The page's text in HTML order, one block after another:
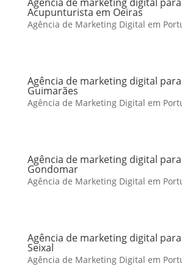
Acupunturista em Oeiras
Agência de Marketing Digital em
Agência de marketing digital
Guimarães
Agência de Marketing Digital em
Agência de marketing digital
Gondomar
Agência de Marketing Digital em
Agência de marketing digital
Seixal
Agência de Marketing Digital em